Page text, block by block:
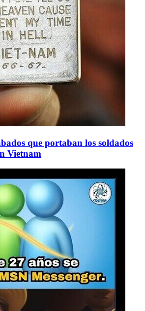
que portaban los soldados
Vietnam